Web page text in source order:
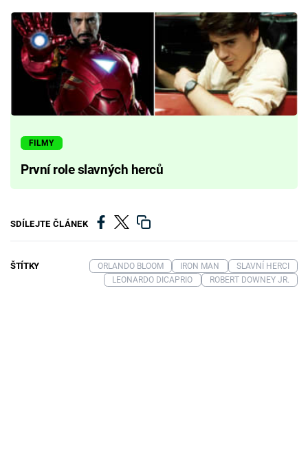
FILMY
První role slavných herců
SDÍLEJTE ČLÁNEK
ŠTÍTKY ORLANDO BLOOM IRON MAN
SLAVNÍ HERCI
LEONARDO DICAPRIO
ROBERT DOWNEY JR.